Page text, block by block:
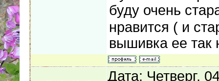
буду очень
нравится ( и
вышивка ее так
Дата: Четверг,